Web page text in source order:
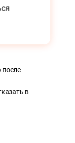
после
в